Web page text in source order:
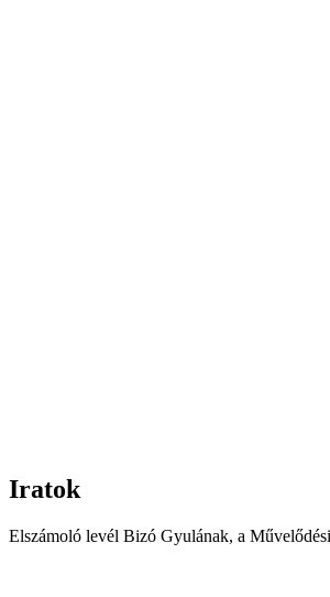
Iratok
Elszámoló levél Bizó Gyulának, a